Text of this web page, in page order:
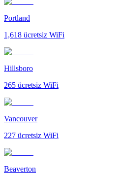
Portland
1,618 ücretsiz WiFi
Hillsboro
265 ücretsiz WiFi
Vancouver
227 ücretsiz WiFi
Beaverton